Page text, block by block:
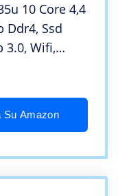
10 Core 4,4
Ddr4, Ssd
3.0, Wifi,
11 Pro
Su Amazon